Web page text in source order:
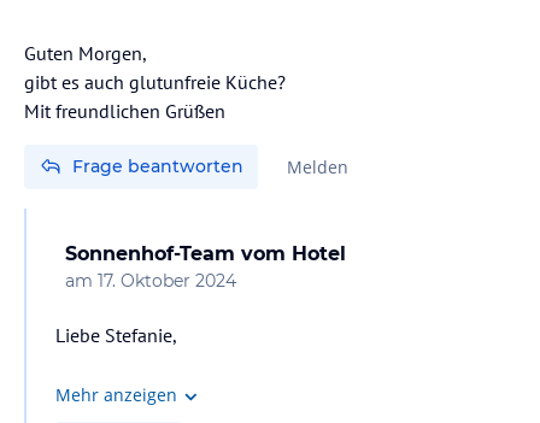
Guten Morgen,
gibt es auch glutunfreie Küche?
Frage beantworten Melden
Sonnenhof-Team vom Hotel
am 17. Oktober 2024
Liebe Stefanie,
natürlich gehen wir gerne auch auf Intoleranzen und
Mehr anzeigen